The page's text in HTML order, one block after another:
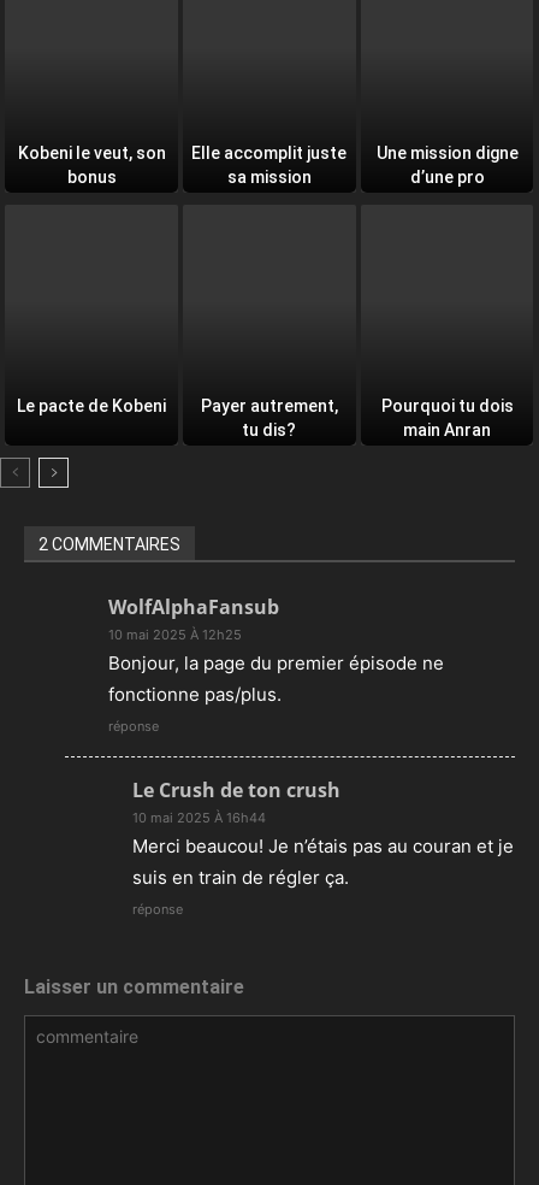
Kobeni le veut, son
bonus
Elle accomplit juste
sa mission
Une mission digne
d’une pro
Le pacte de Kobeni
Payer autrement,
tu dis?
Pourquoi tu dois
main Anran
2 COMMENTAIRES
WolfAlphaFansub
10 mai 2025 À 12h25
Bonjour, la page du premier épisode ne
fonctionne pas/plus.
réponse
Le Crush de ton crush
10 mai 2025 À 16h44
Merci beaucou! Je n’étais pas au couran et je
suis en train de régler ça.
réponse
Laisser un commentaire